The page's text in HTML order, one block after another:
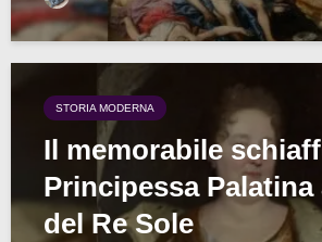
STORIA MODERNA
Il memorabile
Principessa
del Re Sole